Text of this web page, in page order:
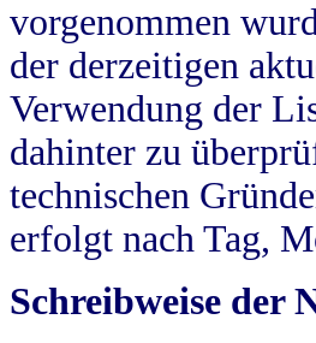
vorgenommen
der derzeitigen
Verwendung der
dahinter zu
technischen
erfolgt nach Tag,
Schreibweise der